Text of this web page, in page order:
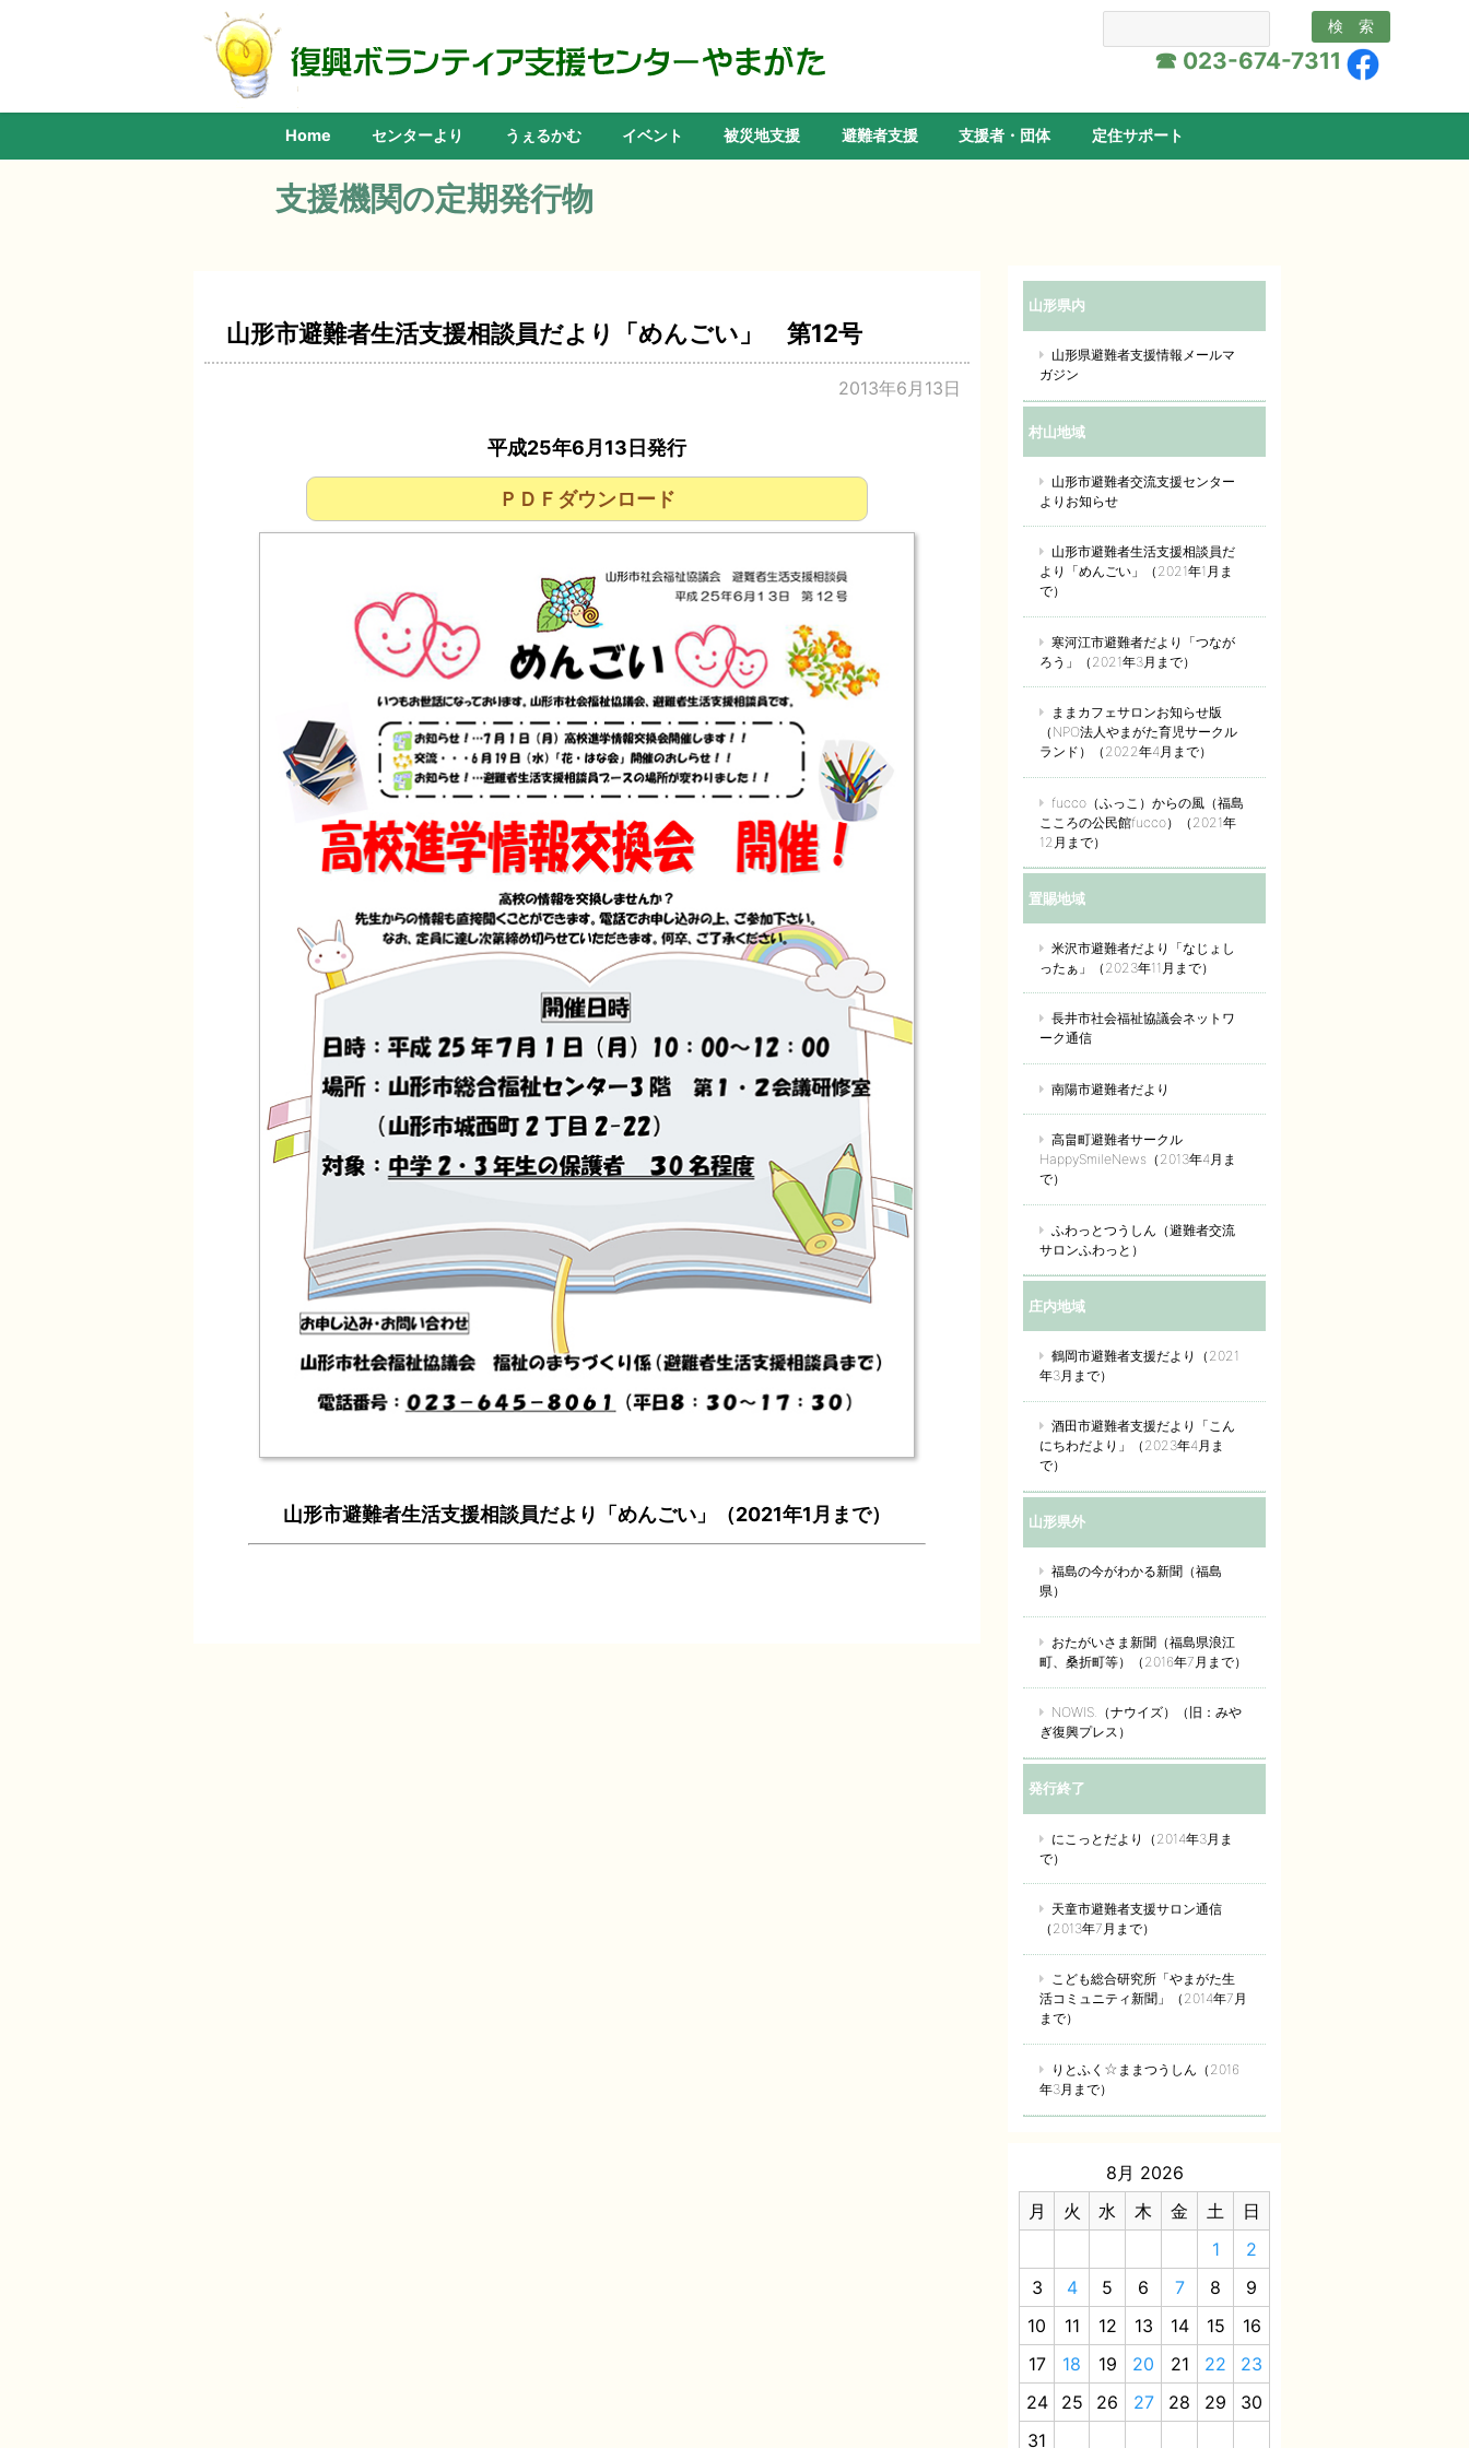
☎ 023-674-7311
Home センターより うぇるかむ イベント 被災地支援 避難者支援 支援者・団体 定住サポート
支援機関の定期発行物
山形市避難者生活支援相談員だより「めんごい」 第12号
2013年6月13日
平成25年6月13日発行
ＰＤＦダウンロード
山形市避難者生活支援相談員だより「めんごい」（2021年1月まで）
山形県内
山形県避難者支援情報メールマ
ガジン
村山地域
山形市避難者交流支援センター
よりお知らせ
山形市避難者生活支援相談員だ
より「めんごい」（2021年1月ま
で）
寒河江市避難者だより「つなが
ろう」（2021年3月まで）
ままカフェサロンお知らせ版
（NPO法人やまがた育児サークル
ランド）（2022年4月まで）
fucco（ふっこ）からの風（福島
こころの公民館fucco）（2021年
12月まで）
置賜地域
米沢市避難者だより「なじょし
ったぁ」（2023年11月まで）
長井市社会福祉協議会ネットワ
ーク通信
南陽市避難者だより
高畠町避難者サークル
HappySmileNews（2013年4月ま
で）
ふわっとつうしん（避難者交流
サロンふわっと）
庄内地域
鶴岡市避難者支援だより（2021
年3月まで）
酒田市避難者支援だより「こん
にちわだより」（2023年4月ま
で）
山形県外
福島の今がわかる新聞（福島
県）
おたがいさま新聞（福島県浪江
町、桑折町等）（2016年7月まで）
NOWIS.（ナウイズ）（旧：みや
ぎ復興プレス）
発行終了
にこっとだより（2014年3月ま
で）
天童市避難者支援サロン通信
（2013年7月まで）
こども総合研究所「やまがた生
活コミュニティ新聞」（2014年7月
まで）
りとふく☆ままつうしん（2016
年3月まで）
8月 2026
月
火 水 木 金 土
日
1
2
3
4 5 6 7 8
9
10
11 12 13 14 15
16
17
18 19 20 21 22
23
24
25 26 27 28 29
30
31